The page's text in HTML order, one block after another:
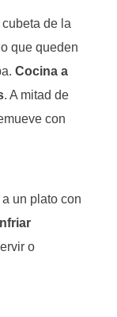
de la
que queden
Cocina a
. A mitad de
con
un plato con
o